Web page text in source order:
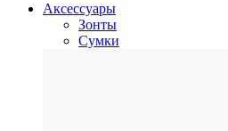
Аксессуары
Зонты
Сумки